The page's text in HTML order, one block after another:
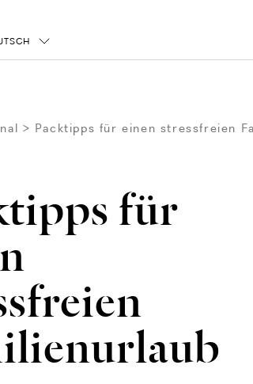
Packtipps für einen stressfreien
für